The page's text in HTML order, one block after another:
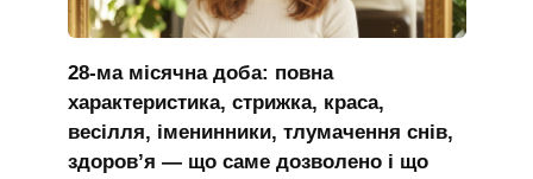
28-ма місячна доба: повна
характеристика, стрижка, краса,
весілля, іменинники, тлумачення снів,
здоров’я — що саме дозволено і що